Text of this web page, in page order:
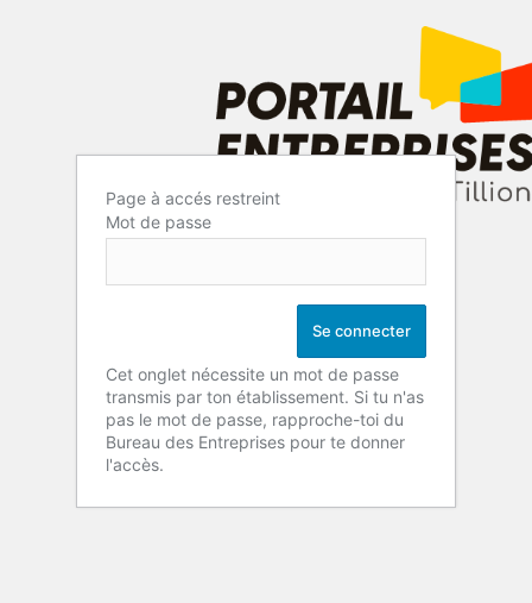
Page à accés restreint
Mot de passe
Cet onglet nécessite un mot de passe
transmis par ton établissement. Si tu n'as
pas le mot de passe, rapproche-toi du
Bureau des Entreprises pour te donner
l'accès.